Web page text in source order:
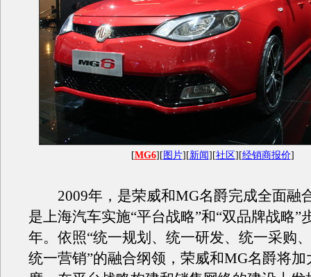
[MG6][ 图片][新闻][社区][经销商报价]
2009年，是荣威和MG名爵完成全面融
是上海汽车实施“平台战略”和“双品牌战略”
年。依照“统一规划、统一研发、统一采购
统一营销”的融合纲领，荣威和MG名爵将